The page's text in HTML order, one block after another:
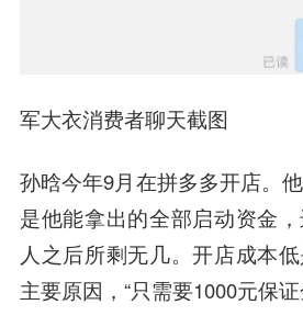
军大衣消费者聊天截图
孙晗今年9月在拼多多开店。
是他能拿出的全部启动资金
人之后所剩无几。开店成本
主要原因，“只需要1000元保证